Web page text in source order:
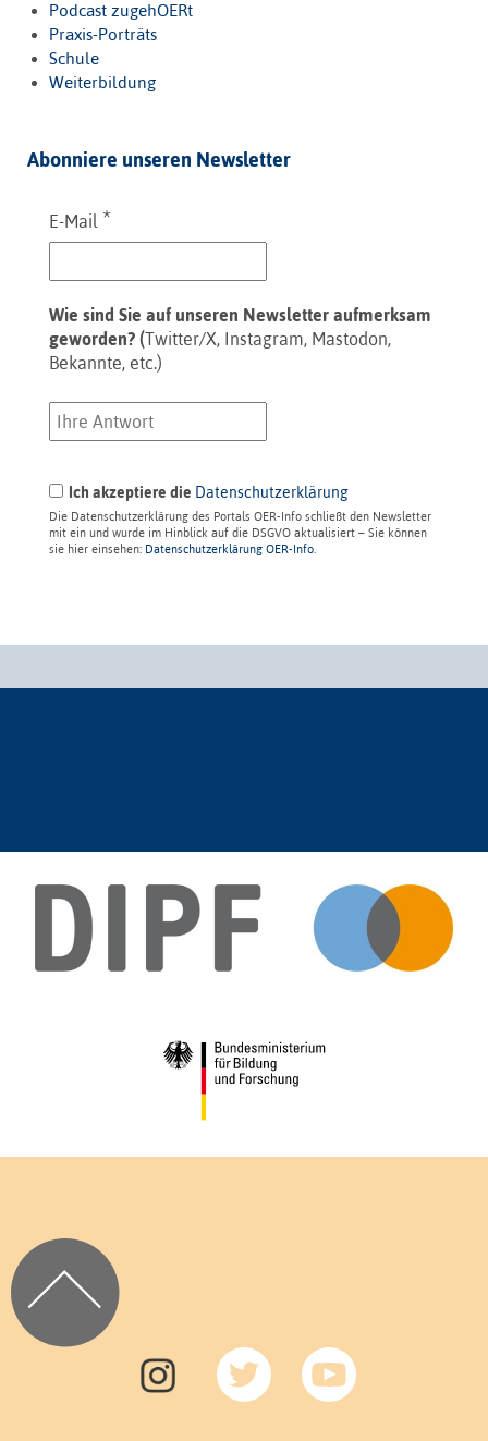
Podcast zugehOERt
Praxis-Porträts
Schule
Weiterbildung
Abonniere unseren Newsletter
E-Mail *
Wie sind Sie auf unseren Newsletter aufmerksam
geworden? (Twitter/X, Instagram, Mastodon,
Bekannte, etc.)
Ich akzeptiere die Datenschutzerklärung
Die Datenschutzerklärung des Portals OER-Info schließt den Newsletter
mit ein und wurde im Hinblick auf die DSGVO aktualisiert – Sie können
sie hier einsehen: Datenschutzerklärung OER-Info.